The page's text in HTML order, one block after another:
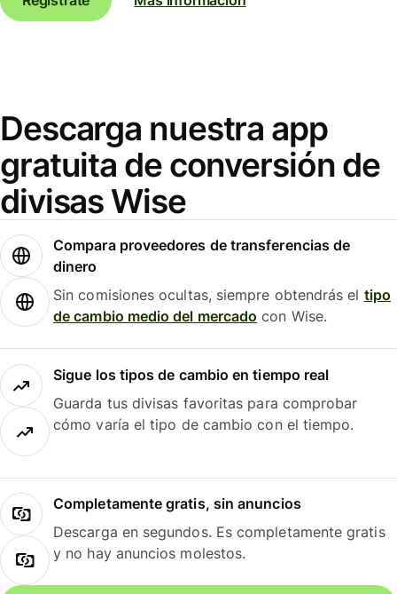
Descarga nuestra app
gratuita de conversión de
divisas Wise
Compara proveedores de transferencias de
dinero
Sin comisiones ocultas, siempre obtendrás el tipo
de cambio medio del mercado con Wise.
Sigue los tipos de cambio en tiempo real
Guarda tus divisas favoritas para comprobar
cómo varía el tipo de cambio con el tiempo.
Completamente gratis, sin anuncios
Descarga en segundos. Es completamente gratis
y no hay anuncios molestos.